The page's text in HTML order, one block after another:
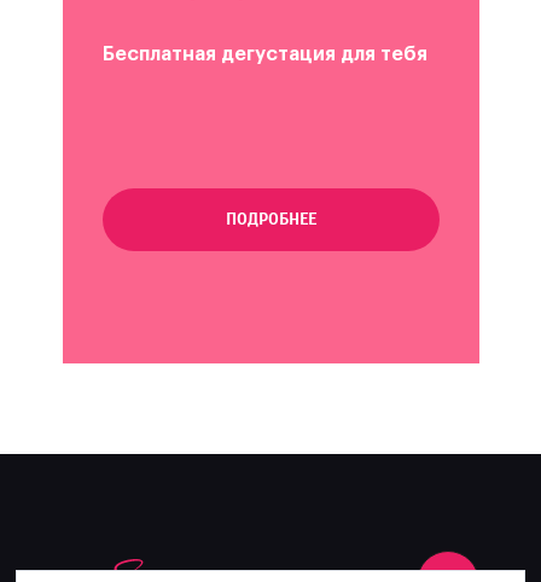
Бесплатная дегустация для тебя
ПОДРОБНЕЕ